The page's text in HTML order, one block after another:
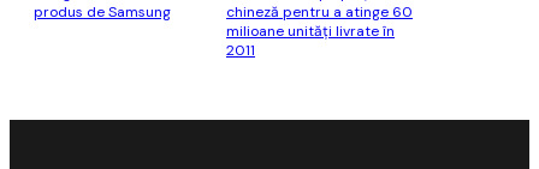
produs de Samsung
chineză pentru a atinge 60
milioane unităţi livrate în
2011